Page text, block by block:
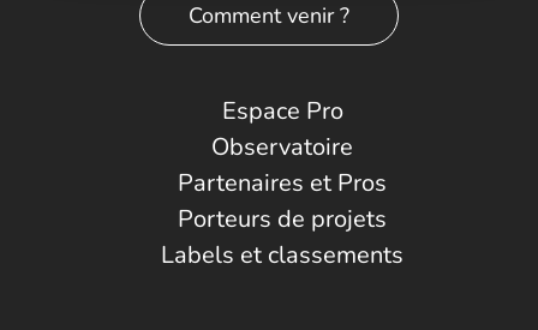
Comment venir ?
Espace Pro
Observatoire
Partenaires et Pros
Porteurs de projets
Labels et classements